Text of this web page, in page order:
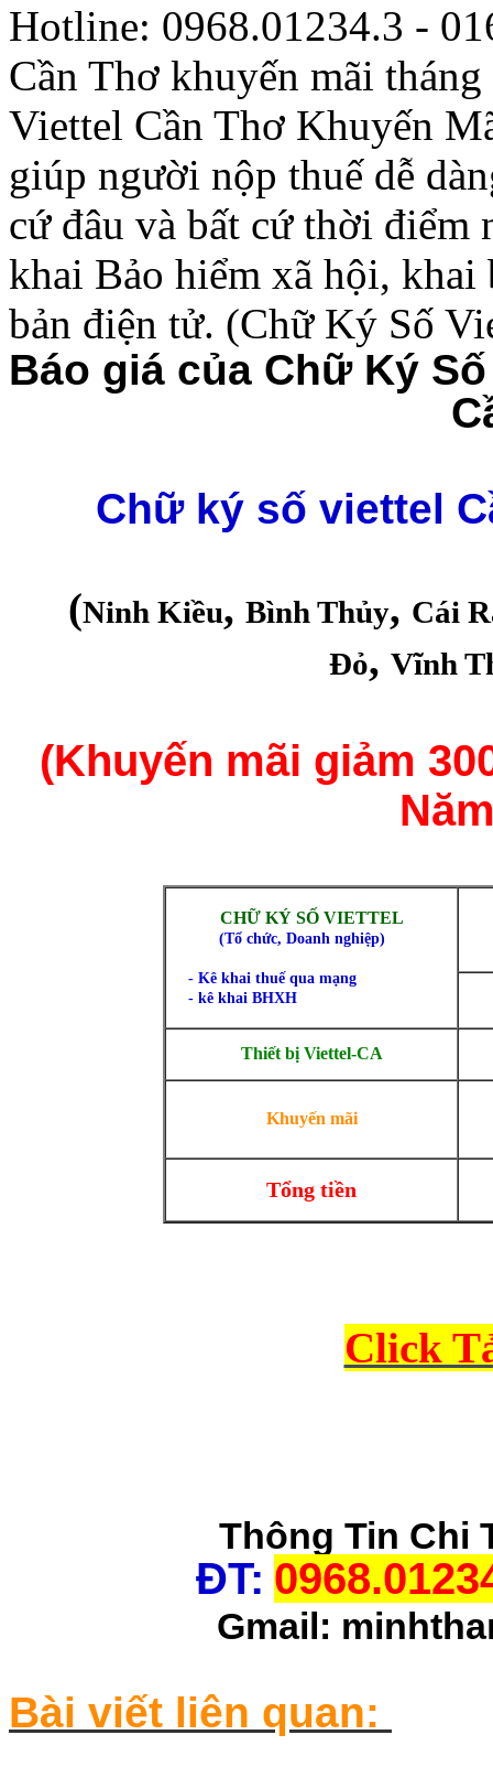
Hotline: 0968.01234.3 -
Cần Thơ khuyến mãi
Viettel Cần Thơ Khuyến
giúp người nộp thuế dễ
cứ đâu và bất cứ thời điểm
khai Bảo hiểm xã hội, khai
bản điện tử. (Chữ Ký Số
Báo giá của Chữ Ký
Chữ ký số viettel
(Ninh Kiều, Bình Thủy, Cái
Đỏ, Vĩnh
(Khuyến mãi giảm
CHỮ KÝ SỐ VIETTEL
(Tổ chức, Doanh nghiệp)
- Kê khai thuế qua mạng
- kê khai BHXH
Thiết bị Viettel-CA
Khuyến mãi
Tổng tiền
Click
Thông Tin Chi
ĐT:
Gmail:
Bài viết liên quan: